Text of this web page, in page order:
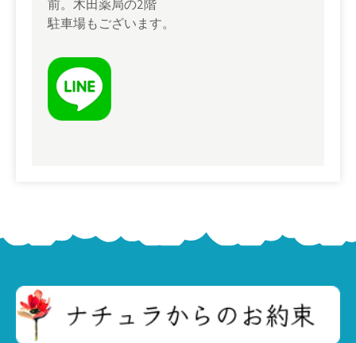
前。木田薬局の2階
駐車場もございます。